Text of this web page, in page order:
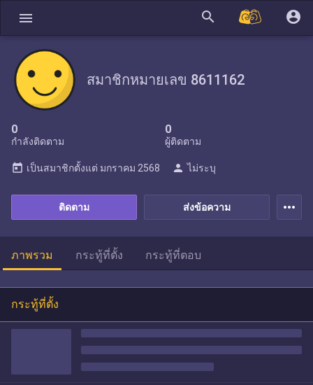
menu search account_circle
สมาชิกหมายเลข 8611162
0
กำลังติดตาม
0
ผู้ติดตาม
ส่งข้อความ
ติดตาม
today เป็นสมาชิกตั้งแต่ มกราคม 2568 person ไม่ระบุ
more_horiz
ภาพรวม กระทู้ที่ตั้ง กระทู้ที่ตอบ
กระทู้ที่ตั้ง